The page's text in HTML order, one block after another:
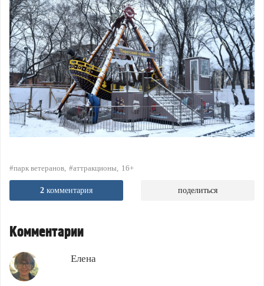
#парк ветеранов #аттракционы 16+
2 комментария поделиться
Комментарии
Елена